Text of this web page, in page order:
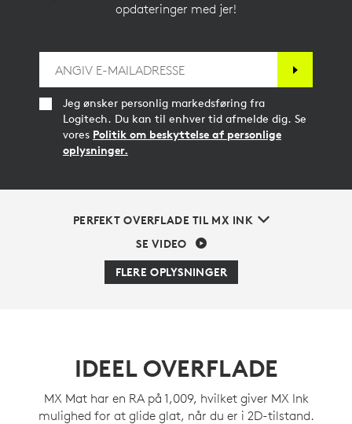
opdateringer med jer!
Jeg ønsker personlig markedsføring fra
Logitech. Du kan til enhver tid afmelde dig. Se
vores Politik om beskyttelse af personlige
oplysninger.
PERFEKT OVERFLADE TIL MX INK
SE VIDEO
FLERE OPLYSNINGER
IDEEL OVERFLADE
MX Mat har en RA på 1,009, hvilket giver MX Ink
mulighed for at glide glat, når du er i 2D-tilstand.